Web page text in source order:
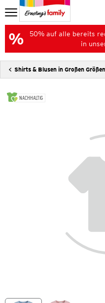
50% auf alle bereits
in
Shirts & Blusen in Großen
NACHHALTIG